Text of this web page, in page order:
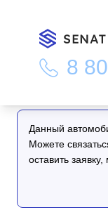
8
Главная Каталог/
Данный
Можете
оставить